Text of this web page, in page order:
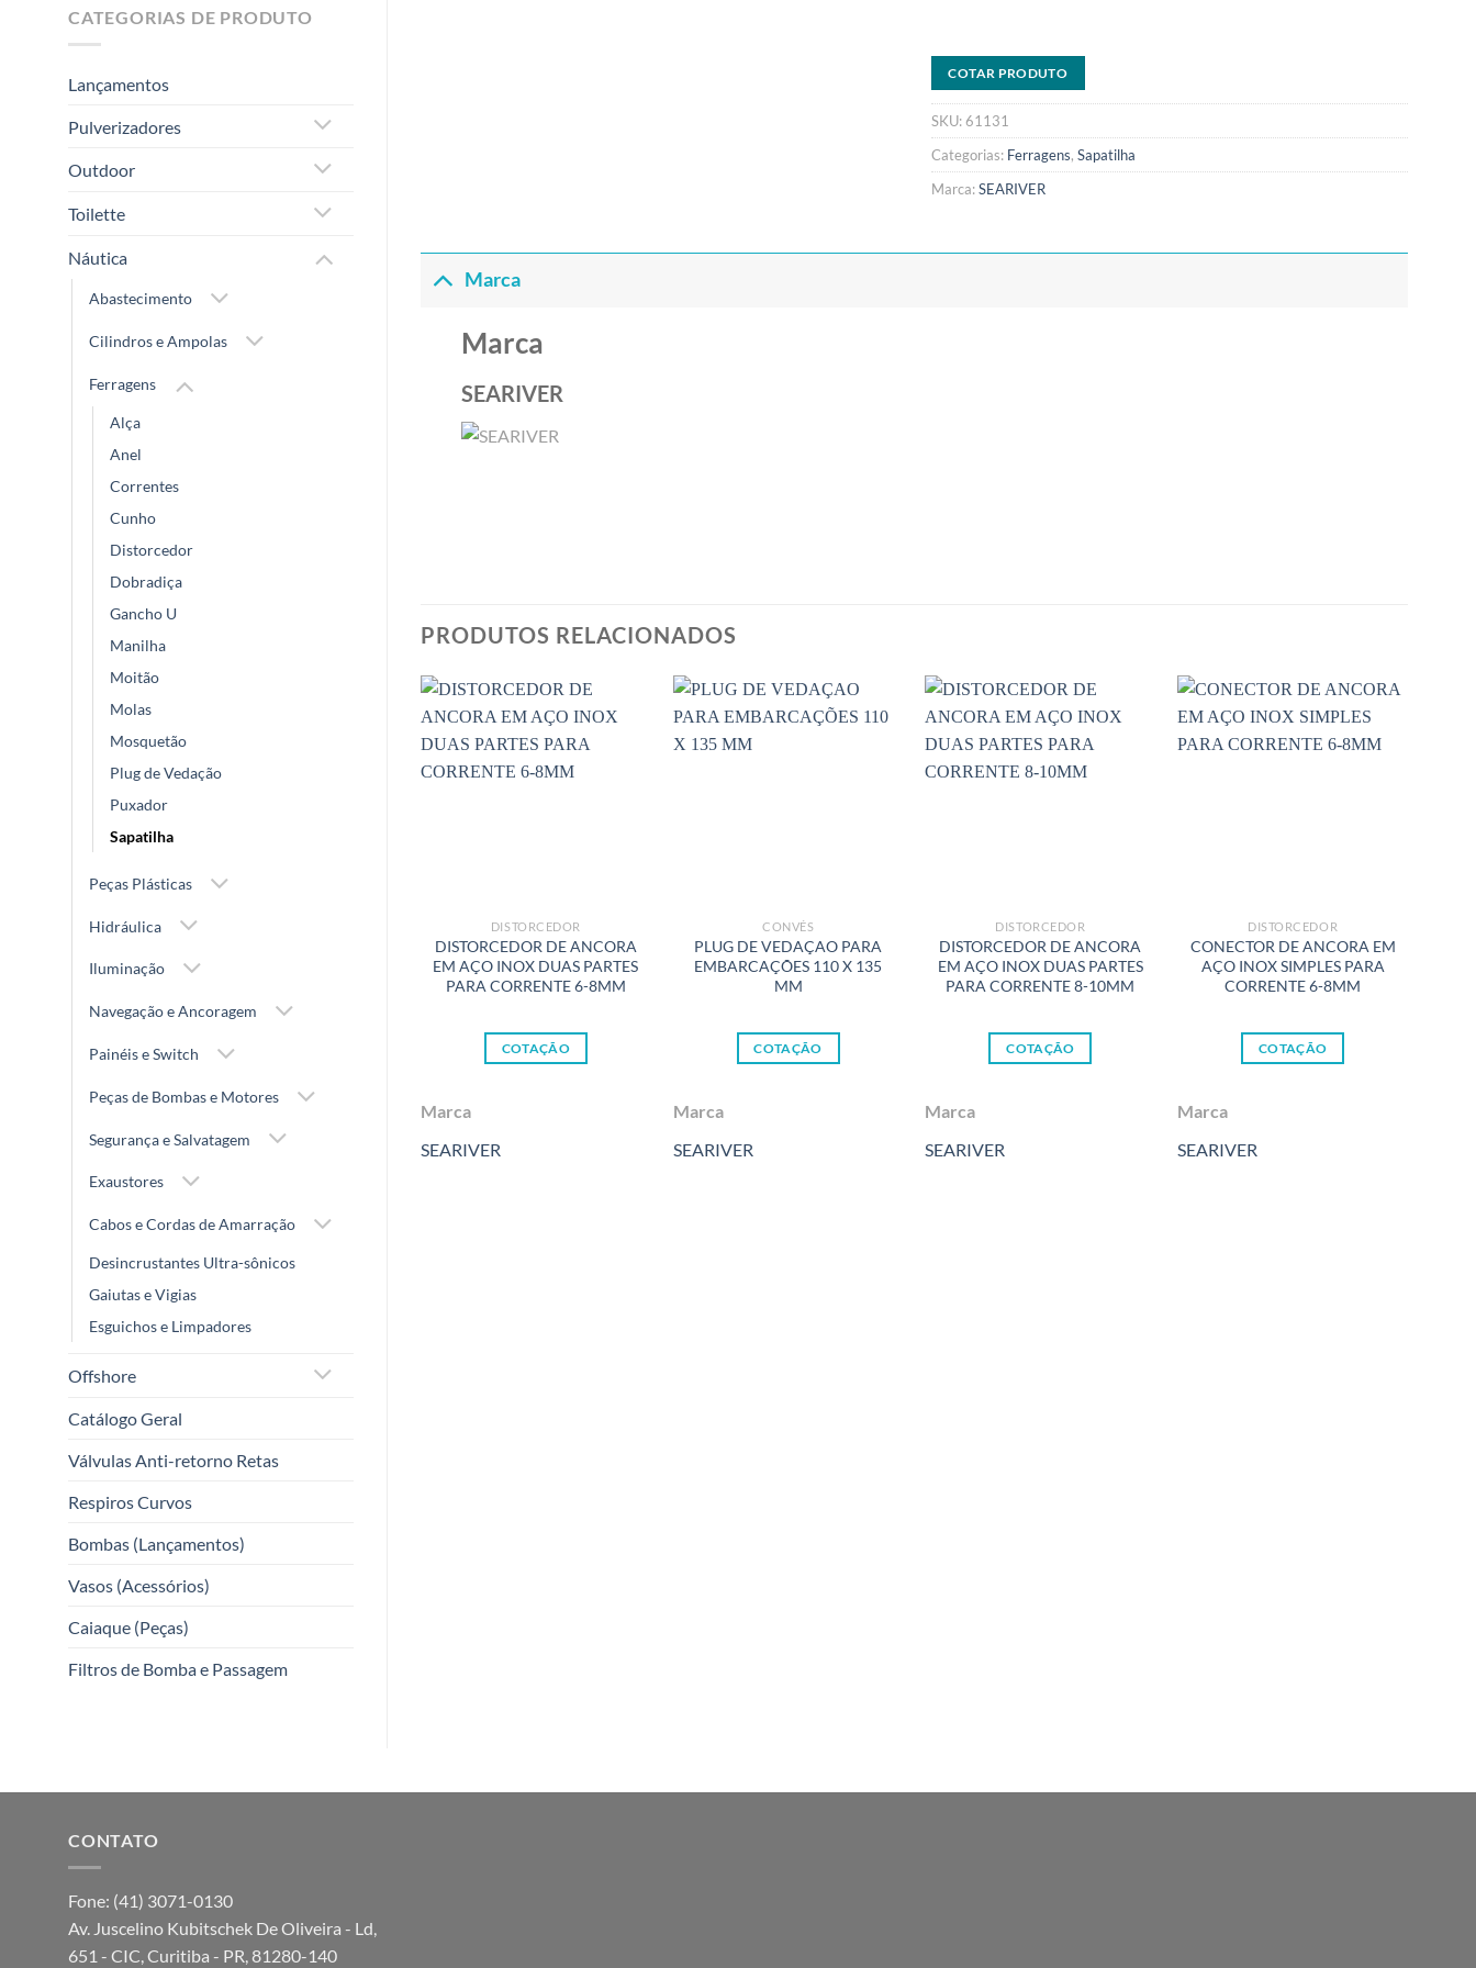
CATEGORIAS DE PRODUTO
Lançamentos
Pulverizadores
Outdoor
Toilette
Náutica
Abastecimento
Cilindros e Ampolas
Ferragens
Alça
Anel
Correntes
Cunho
Distorcedor
Dobradiça
Gancho U
Manilha
Moitão
Molas
Mosquetão
Plug de Vedação
Puxador
Sapatilha
Peças Plásticas
Hidráulica
Iluminação
Navegação e Ancoragem
Painéis e Switch
Peças de Bombas e Motores
Segurança e Salvatagem
Exaustores
Cabos e Cordas de Amarração
Desincrustantes Ultra-sônicos
Gaiutas e Vigias
Esguichos e Limpadores
Offshore
Catálogo Geral
Válvulas Anti-retorno Retas
Respiros Curvos
Bombas (Lançamentos)
Vasos (Acessórios)
Caiaque (Peças)
Filtros de Bomba e Passagem
COTAR PRODUTO
SKU:61131
Categorias: Ferragens, Sapatilha
Marca:SEARIVER
Marca
Marca
SEARIVER
PRODUTOS RELACIONADOS
DISTORCEDOR
DISTORCEDOR DE ANCORA
EM AÇO INOX DUAS PARTES
PARA CORRENTE 6-8MM
COTAÇÃO
Marca
SEARIVER
CONVÉS
PLUG DE VEDAÇAO PARA
EMBARCAÇÕES 110 X 135
MM
COTAÇÃO
Marca
SEARIVER
DISTORCEDOR
DISTORCEDOR DE ANCORA
EM AÇO INOX DUAS PARTES
PARA CORRENTE 8-10MM
COTAÇÃO
Marca
SEARIVER
DISTORCEDOR
CONECTOR DE ANCORA EM
AÇO INOX SIMPLES PARA
CORRENTE 6-8MM
COTAÇÃO
Marca
SEARIVER
CONTATO
Fone: (41) 3071-0130
Av. Juscelino Kubitschek De Oliveira - Ld,
651 - CIC, Curitiba - PR, 81280-140